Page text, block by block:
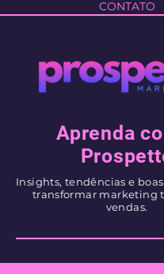
CONTATO
Aprenda
Insights, tendências e
transformar marketing
vendas.